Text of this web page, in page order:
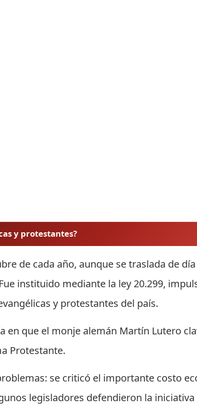
y protestantes?
de cada año, aunque se traslada de
instituido mediante la ley 20.299,
y protestantes del país.
en que el monje alemán Martín Lutero
Protestante.
se criticó el importante costo
legisladores defendieron la